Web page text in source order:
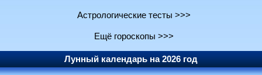
Астрологические тесты >>>
Ещё гороскопы >>>
Лунный календарь на 2026 год